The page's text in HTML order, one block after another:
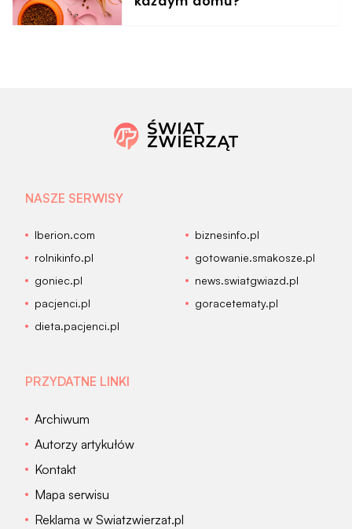
NASZE SERWISY
Iberion.com
biznesinfo.pl
rolnikinfo.pl
gotowanie.smakosze.pl
goniec.pl
news.swiatgwiazd.pl
pacjenci.pl
goracetematy.pl
dieta.pacjenci.pl
PRZYDATNE LINKI
Archiwum
Autorzy artykułów
Kontakt
Mapa serwisu
Reklama w Swiatzwierzat.pl